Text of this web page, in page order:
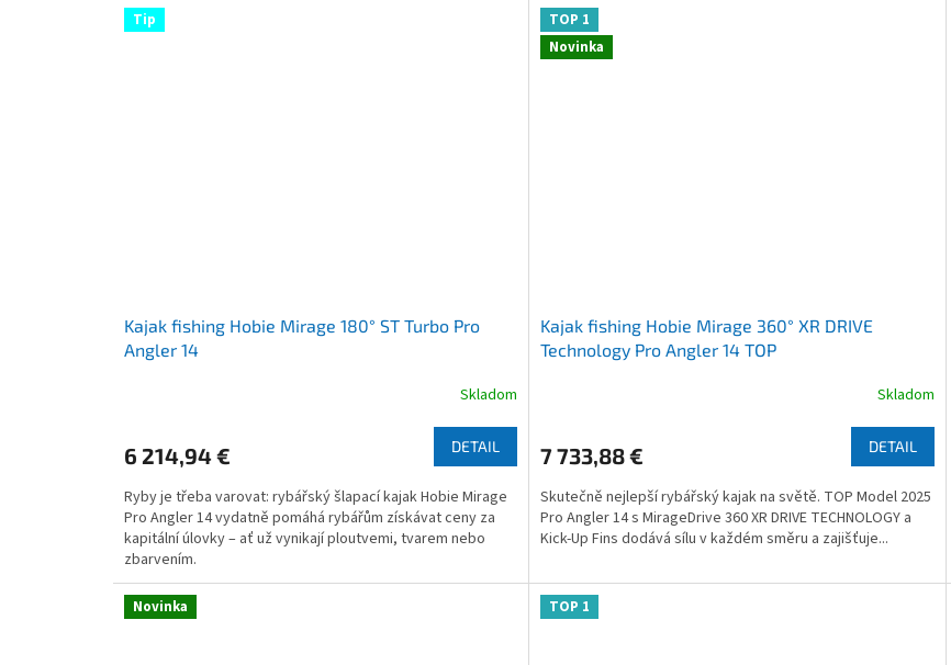
Tip
Kajak fishing Hobie Mirage 180° ST Turbo Pro
Angler 14
je
z
5
hviezdičiek.
Skladom
6 214,94 € DETAIL
Ryby je třeba varovat: rybářský šlapací kajak Hobie Mirage
Pro Angler 14 vydatně pomáhá rybářům získávat ceny za
kapitální úlovky – ať už vynikají ploutvemi, tvarem nebo
zbarvením.
TOP 1
Novinka
Kajak fishing Hobie Mirage 360° XR DRIVE
Technology Pro Angler 14 TOP
je
z
5
hviezdičiek.
Skladom
7 733,88 € DETAIL
Skutečně nejlepší rybářský kajak na světě. TOP Model 2025
Pro Angler 14 s MirageDrive 360 XR DRIVE TECHNOLOGY a
Kick-Up Fins dodává sílu v každém směru a zajišťuje...
Novinka TOP 1